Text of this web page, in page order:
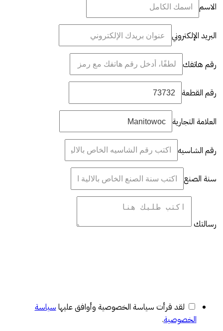
الاسم
البريد الإلكتروني
رقم هاتفك
رقم القطعة
العلامة التجارية
رقم الشاسيه
سنة الصنع
رسالتك
لقد قرأت سياسة الخصوصية وأوافق عليها سياسة
الخصوصية.